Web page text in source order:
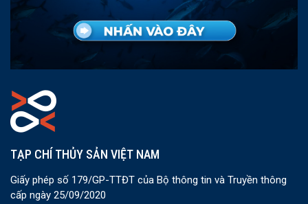
TẠP CHÍ THỦY SẢN VIỆT NAM
Giấy phép số 179/GP-TTĐT của Bộ thông tin và Truyền thông
cấp ngày 25/09/2020